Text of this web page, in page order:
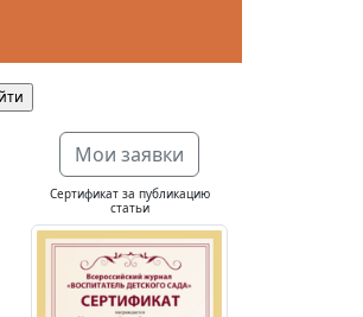
Мои заявки
Сертификат за публикацию
статьи